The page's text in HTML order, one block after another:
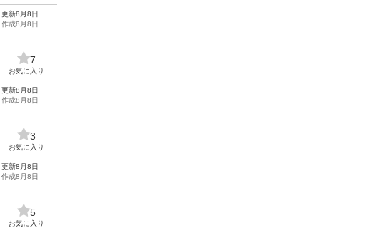
更新8月8日
作成8月8日
7
お気に入り
更新8月8日
作成8月8日
3
お気に入り
更新8月8日
作成8月8日
5
お気に入り